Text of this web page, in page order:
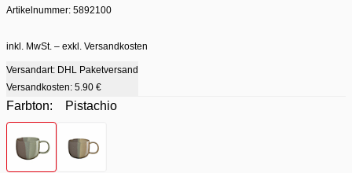
Artikelnummer: 5892100
inkl. MwSt. – exkl. Versandkosten
Versandart: DHL Paketversand
Versandkosten: 5.90 €
Farbton:
Pistachio